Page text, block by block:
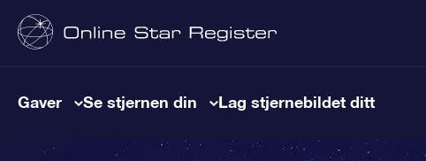
Gaver Se stjernen din Lag stjernebildet ditt